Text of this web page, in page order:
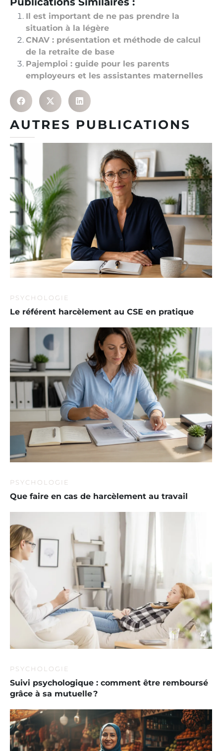
Il est important de ne pas prendre la
situation à la légère
CNAV : présentation et méthode de calcul
de la retraite de base
Pajemploi : guide pour les parents
employeurs et les assistantes maternelles
AUTRES PUBLICATIONS
PSYCHOLOGIE
Le référent harcèlement au CSE en pratique
PSYCHOLOGIE
Que faire en cas de harcèlement au travail
PSYCHOLOGIE
Suivi psychologique : comment être remboursé
grâce à sa mutuelle ?